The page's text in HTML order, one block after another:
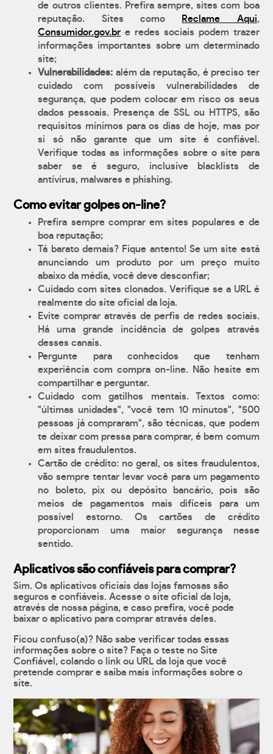
de outros clientes. Prefira sempre, sites com boa
reputação. Sites como
Reclame Aqui,
Consumidor.gov.br e redes sociais podem trazer
informações importantes sobre um determinado
site;
Vulnerabilidades: além da reputação, é preciso ter
cuidado com possíveis vulnerabilidades de
segurança, que podem colocar em risco os seus
dados pessoais. Presença de SSL ou HTTPS, são
requisitos mínimos para os dias de hoje, mas por
si só não garante que um site é confiável.
Verifique todas as informações sobre o site para
saber se é seguro, inclusive blacklists de
antívirus, malwares e phishing.
Como evitar golpes on-line?
Prefira sempre comprar em sites populares e de
boa reputação;
Tá barato demais? Fique antento! Se um site está
anunciando um produto por um preço muito
abaixo da média, você deve desconfiar;
Cuidado com sites clonados. Verifique se a URL é
realmente do site oficial da loja.
Evite comprar através de perfis de redes sociais.
Há uma grande incidência de golpes através
desses canais.
Pergunte para conhecidos que tenham
experiência com compra on-line. Não hesite em
compartilhar e perguntar.
Cuidado com gatilhos mentais. Textos como:
"últimas unidades", "você tem 10 minutos", "500
pessoas já compraram", são técnicas, que podem
te deixar com pressa para comprar, é bem comum
em sites fraudulentos.
Cartão de crédito: no geral, os sites fraudulentos,
vão sempre tentar levar você para um pagamento
no boleto, pix ou depósito bancário, pois são
meios de pagamentos mais difíceis para um
possível estorno. Os cartões de crédito
proporcionam uma maior segurança nesse
sentido.
Aplicativos são confiáveis para comprar?
Sim. Os aplicativos oficiais das lojas famosas são
seguros e confiáveis. Acesse o site oficial da loja,
através de nossa página, e caso prefira, você pode
baixar o aplicativo para comprar através deles.
Ficou confuso(a)? Não sabe verificar todas essas
informações sobre o site? Faça o teste no Site
Confiável, colando o link ou URL da loja que você
pretende comprar e saiba mais informações sobre o
site.